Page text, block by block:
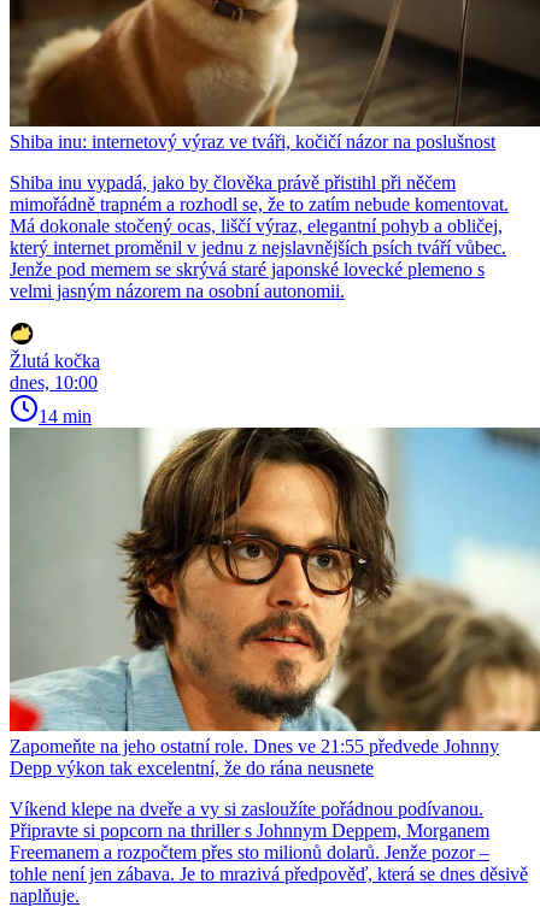
Shiba inu: internetový výraz ve tváři, kočičí názor na poslušnost
Shiba inu vypadá, jako by člověka právě přistihl při něčem
mimořádně trapném a rozhodl se, že to zatím nebude komentovat.
Má dokonale stočený ocas, liščí výraz, elegantní pohyb a obličej,
který internet proměnil v jednu z nejslavnějších psích tváří vůbec.
Jenže pod memem se skrývá staré japonské lovecké plemeno s
velmi jasným názorem na osobní autonomii.
Žlutá kočka
dnes, 10:00
14 min
Zapomeňte na jeho ostatní role. Dnes ve 21:55 předvede Johnny
Depp výkon tak excelentní, že do rána neusnete
Víkend klepe na dveře a vy si zasloužíte pořádnou podívanou.
Připravte si popcorn na thriller s Johnnym Deppem, Morganem
Freemanem a rozpočtem přes sto milionů dolarů. Jenže pozor –
tohle není jen zábava. Je to mrazivá předpověď, která se dnes děsivě
naplňuje.